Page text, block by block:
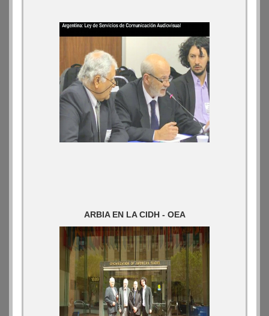
ARBIA EN LA CIDH - OEA